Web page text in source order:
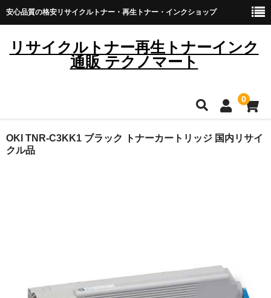
安心品質の格安リサイクルトナー・再生トナー・インクショップ
リサイクルトナー再生トナーインク
通販 テクノマート
0
HOME
OKI
OKI TNR-C3KK1 ブラック トナーカートリッジ 国内リサイ
クル品